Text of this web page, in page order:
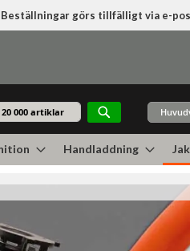
Beställningar görs tillfälligt via e-
Sök
Handladdning